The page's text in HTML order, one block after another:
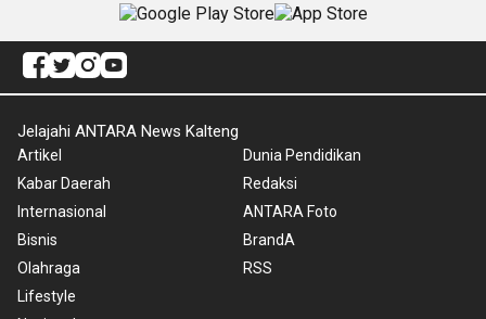
Jelajahi ANTARA News Kalteng
Artikel
Kabar Daerah
Internasional
Bisnis
Olahraga
Lifestyle
Dunia Pendidikan
Redaksi
ANTARA Foto
BrandA
RSS